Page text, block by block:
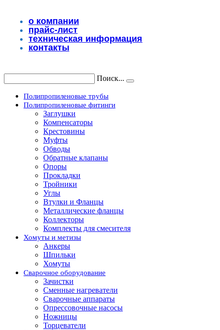
содержимомуо компании
прайс-лист
техническая информация
контакты
Поиск...
Полипропиленовые трубы
Полипропиленовые фитинги
Заглушки
Компенсаторы
Крестовины
Муфты
Обводы
Обратные клапаны
Опоры
Прокладки
Тройники
Углы
Втулки и Фланцы
Металлические фланцы
Коллекторы
Комплекты для смесителя
Хомуты и метизы
Анкеры
Шпильки
Хомуты
Сварочное оборудование
Зачистки
Сменные нагреватели
Сварочные аппараты
Опрессовочные насосы
Ножницы
Торцеватели